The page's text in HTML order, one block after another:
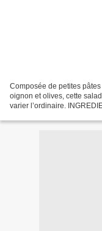
Composée de petites pâtes
oignon et olives, cette
varier l’ordinaire.